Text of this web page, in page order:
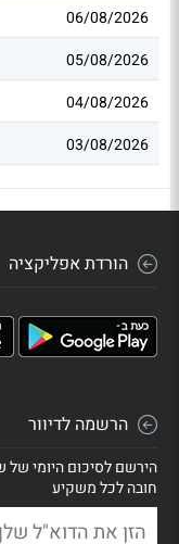
06/08/2026
05/08/2026
04/08/2026
03/08/2026
הורדת אפליקציה
הרשמה לדיוור
הירשם לסיכום היומי של
חובה לכל משקיע